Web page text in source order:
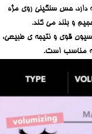
حس سنگینی روی مژه‌
و بلند می‌ کند.
قوی و نتیجه‌ ی طبیعی،
مناسب است.